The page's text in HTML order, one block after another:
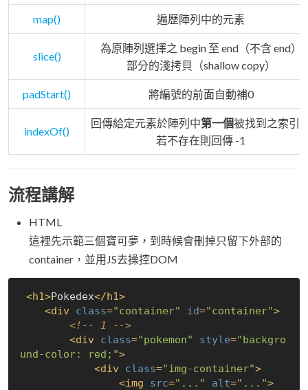
map() 遍歷陣列中的元素
slice()
為原陣列選擇之 begin 至 end（不含 end）
部分的淺拷貝（shallow copy）
padStart() 將編號的前面自動補0
indexOf()
回傳給定元素於陣列中第一個被找到之索引
若不存在則回傳 -1
流程講解
HTML
這裡先示範三個寶可夢，到時候會刪掉只留下外部的
container，並用JS去操控DOM
<h1>Pokedex</h1>
<div class="container" id="container">
<!-- 1 -->
<div class="pokemon" style="backgro
und-color: red;">
<div class="img-container">
<img src="..." alt="...">